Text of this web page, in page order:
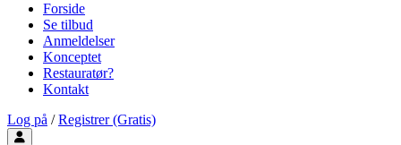
Forside
Se tilbud
Anmeldelser
Konceptet
Restauratør?
Kontakt
Log på / Registrer (Gratis)
Toggle user menu